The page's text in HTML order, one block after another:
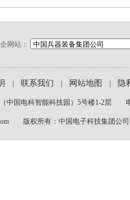
网站：
联系我们 网站地图 隐
（中国电科智能科技园）5号楼1-2层
版权所有：中国电子科技集团